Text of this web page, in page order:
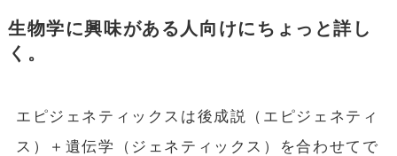
生物学に興味がある人向けにちょっと詳し
く。
エピジェネティックスは後成説（エピジェネティ
ス）＋遺伝学（ジェネティックス）を合わせてで